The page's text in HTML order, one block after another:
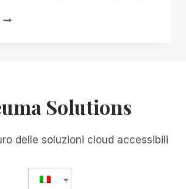
SE
Solutions
delle soluzioni cloud accessibili